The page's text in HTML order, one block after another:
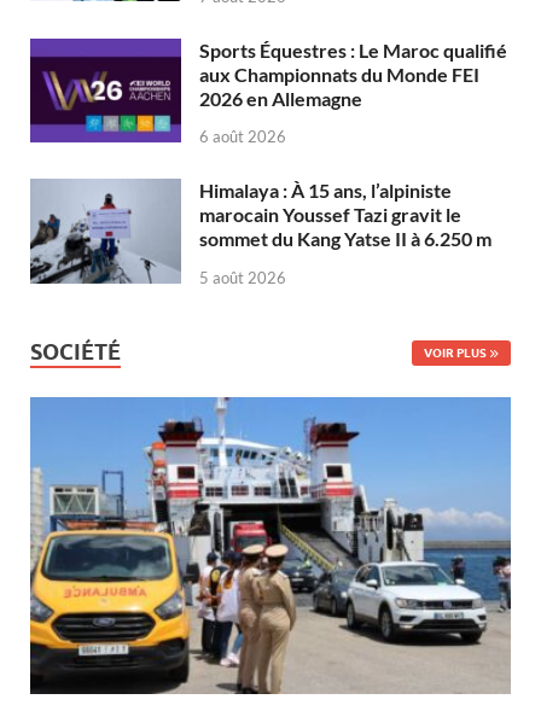
Sports Équestres : Le Maroc qualifié
aux Championnats du Monde FEI
2026 en Allemagne
6 août 2026
Himalaya : À 15 ans, l’alpiniste
marocain Youssef Tazi gravit le
sommet du Kang Yatse II à 6.250 m
5 août 2026
SOCIÉTÉ VOIR PLUS